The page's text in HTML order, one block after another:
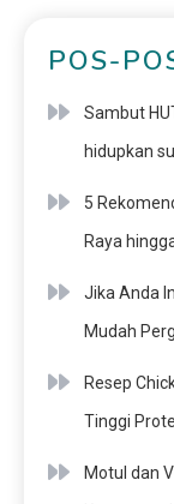
POS-
Sambut
hidupkan
5
Raya
Jika Anda
Mudah
Resep
Tinggi
Motul dan